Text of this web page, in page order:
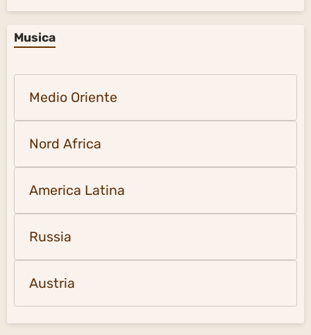
Musica
Medio Oriente
Nord Africa
America Latina
Russia
Austria